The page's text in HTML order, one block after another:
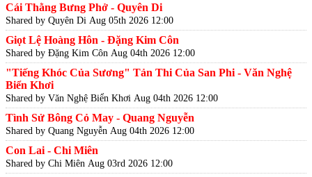
Cái Thằng Bưng Phở - Quyên Di
Shared by Quyên Di Aug 05th 2026 12:00
Giọt Lệ Hoàng Hôn - Đặng Kim Côn
Shared by Đặng Kim Côn Aug 04th 2026 12:00
"Tiếng Khóc Của Sương" Tản Thi Của San Phi - Văn Nghệ
Biển Khơi
Shared by Văn Nghệ Biển Khơi Aug 04th 2026 12:00
Tình Sử Bông Cỏ May - Quang Nguyễn
Shared by Quang Nguyễn Aug 04th 2026 12:00
Con Lai - Chi Miên
Shared by Chi Miên Aug 03rd 2026 12:00